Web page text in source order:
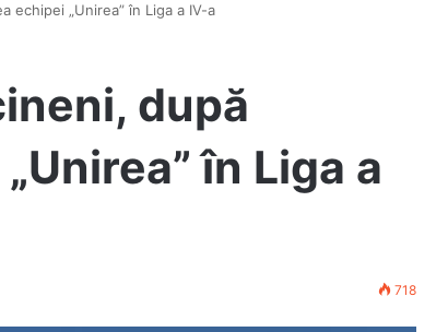
echipei „Unirea” în Liga a IV-a
după
în Liga a
718